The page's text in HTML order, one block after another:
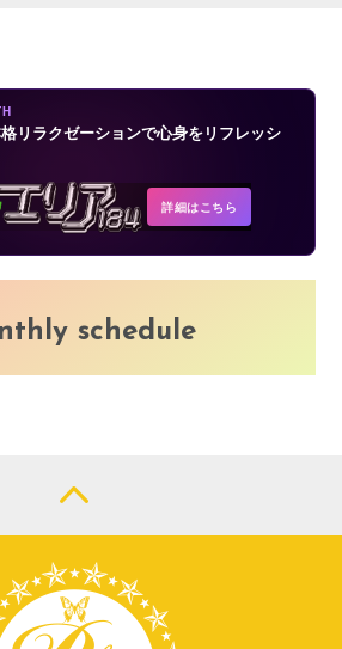
リラクゼーションで心身をリフレッシ
詳細はこちら
schedule